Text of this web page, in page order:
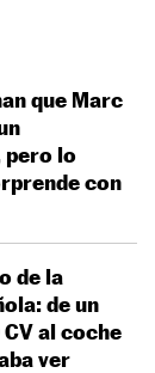
que Marc
pero lo
con
de la
de un
al coche
ver